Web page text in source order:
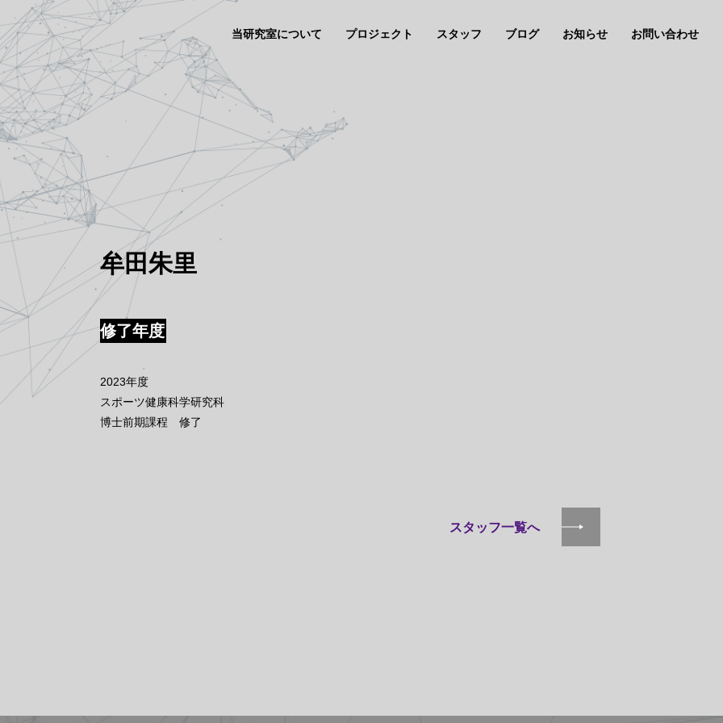
当研究室について プロジェクト スタッフ ブログ お知らせ お問い合わせ
牟田朱里
修了年度
2023年度
スポーツ健康科学研究科
博士前期課程 修了
スタッフ一覧へ